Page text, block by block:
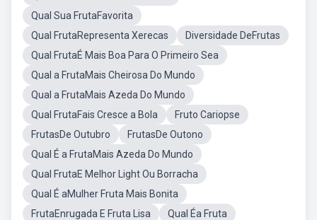
Qual Sua FrutaFavorita
Qual FrutaRepresenta Xerecas
Diversidade DeFrutas
Qual FrutaÉ Mais Boa Para O Primeiro Sea
Qual a FrutaMais Cheirosa Do Mundo
Qual a FrutaMais Azeda Do Mundo
Qual FrutaFais Cresce a Bola
Fruto Cariopse
FrutasDe Outubro
FrutasDe Outono
Qual É a FrutaMais Azeda Do Mundo
Qual FrutaE Melhor Light Ou Borracha
Qual É aMulher Fruta Mais Bonita
FrutaEnrugada E Fruta Lisa
Qual Éa Fruta